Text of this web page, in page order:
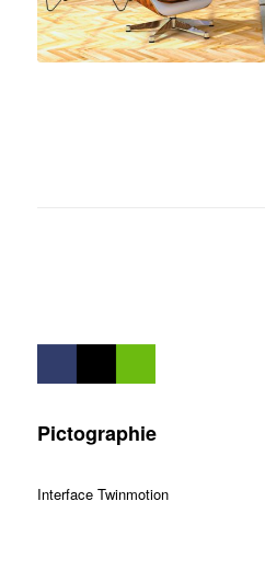
Pictographie
Interface Twinmotion